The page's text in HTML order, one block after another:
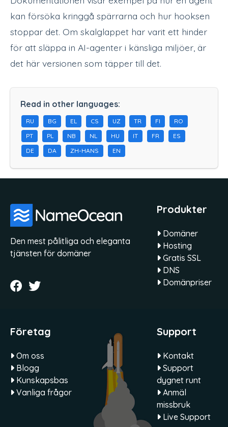
kan försöka kringgå spärrarna och hur hooksen
stoppar det. Om skalglappet har varit ett hinder
för att släppa in AI-agenter i känsliga miljöer, är
det här versionen som täpper till det.
Read in other languages:
RU BG EL CS UZ TR FI
RO
PT
PL NB NL HU IT FR
ES
DE
DA ZH-HANS EN
Den mest pålitliga och eleganta
tjänsten för domäner
Produkter
Domäner
Hosting
Gratis SSL
DNS
Domänpriser
Företag
Om oss
Blogg
Kunskapsbas
Vanliga frågor
Support
Kontakt
Support
dygnet runt
Anmäl
missbruk
Live Support